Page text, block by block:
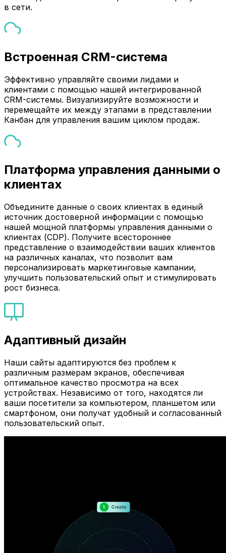
в сети.
Встроенная CRM-система
Эффективно управляйте своими лидами и
клиентами с помощью нашей интегрированной
CRM-системы. Визуализируйте возможности и
перемещайте их между этапами в представлении
Канбан для управления вашим циклом продаж.
Платформа управления данными о
клиентах
Объедините данные о своих клиентах в единый
источник достоверной информации с помощью
нашей мощной платформы управления данными о
клиентах (CDP). Получите всестороннее
представление о взаимодействии ваших клиентов
на различных каналах, что позволит вам
персонализировать маркетинговые кампании,
улучшить пользовательский опыт и стимулировать
рост бизнеса.
Адаптивный дизайн
Наши сайты адаптируются без проблем к
различным размерам экранов, обеспечивая
оптимальное качество просмотра на всех
устройствах. Независимо от того, находятся ли
ваши посетители за компьютером, планшетом или
смартфоном, они получат удобный и согласованный
пользовательский опыт.